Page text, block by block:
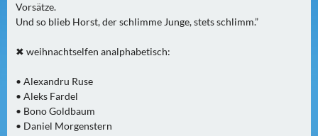
0
)
N
Ä
C
H
S
Vorsätze.
Und so blieb Horst, der schlimme Junge, stets schlimm.”
✖ weihnachtselfen analphabetisch:
• Alexandru Ruse
• Aleks Fardel
• Bono Goldbaum
• Daniel Morgenstern